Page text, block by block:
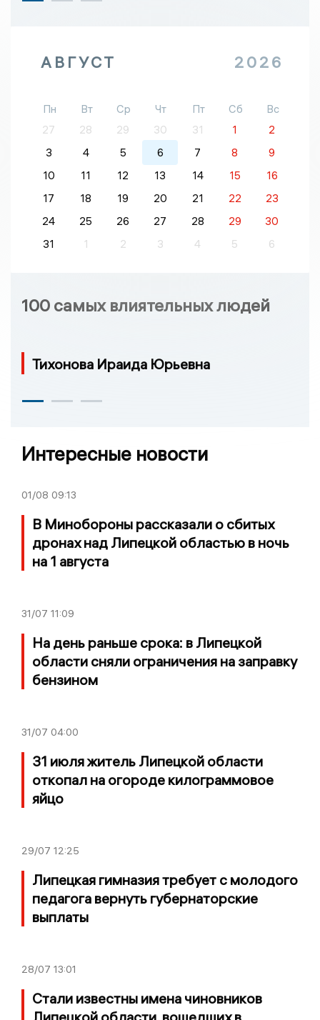
АВГУСТ 2026
Пн Вт Ср Чт Пт Сб
Вс
27
28 29 30 31 1
2
3
4 5 6 7 8
9
10
11 12 13 14 15
16
17
18 19 20 21 22
23
24
25 26 27 28 29
30
31
1 2 3 4 5 6
100 самых влиятельных людей
Тихонова Ираида Юрьевна
Интересные новости
01/08 09:13
В Минобороны рассказали о сбитых
дронах над Липецкой областью в ночь
на 1 августа
31/07 11:09
На день раньше срока: в Липецкой
области сняли ограничения на заправку
бензином
31/07 04:00
31 июля житель Липецкой области
откопал на огороде килограммовое
яйцо
29/07 12:25
Липецкая гимназия требует с молодого
педагога вернуть губернаторские
выплаты
28/07 13:01
Стали известны имена чиновников